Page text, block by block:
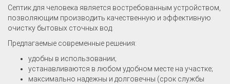
Септик для человека является востребованным устройством,
позволяющим производить качественную и эффективную
очистку бытовых сточных вод.
Предлагаемые современные решения:
удобны в использовании;
устанавливаются в любом удобном месте на участке;
максимально надежны и долговечны (срок службы